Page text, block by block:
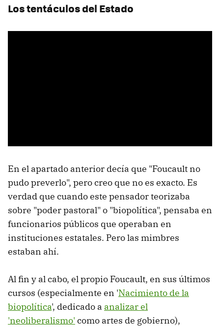
Los tentáculos del Estado
En el apartado anterior decía que "Foucault no
pudo preverlo", pero creo que no es exacto. Es
verdad que cuando este pensador teorizaba
sobre "poder pastoral" o "biopolítica", pensaba en
funcionarios públicos que operaban en
instituciones estatales. Pero las mimbres
estaban ahí.
Al fin y al cabo, el propio Foucault, en sus últimos
cursos (especialmente en 'Nacimiento de la
biopolítica', dedicado a analizar el
'neoliberalismo' como artes de gobierno),